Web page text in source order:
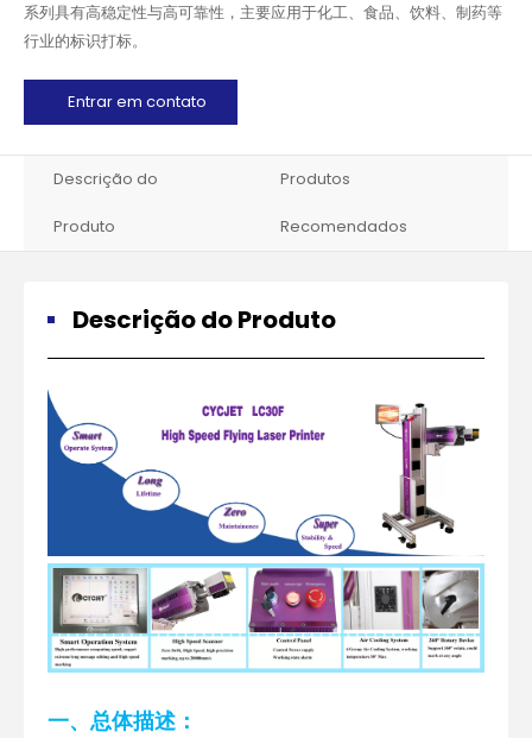
系列具有高稳定性与高可靠性，主要应用于化工、食品、饮料、制药等
行业的标识打标。
Entrar em contato
Descrição do
Produto
Produtos
Recomendados
Descrição do Produto
一、总体描述：